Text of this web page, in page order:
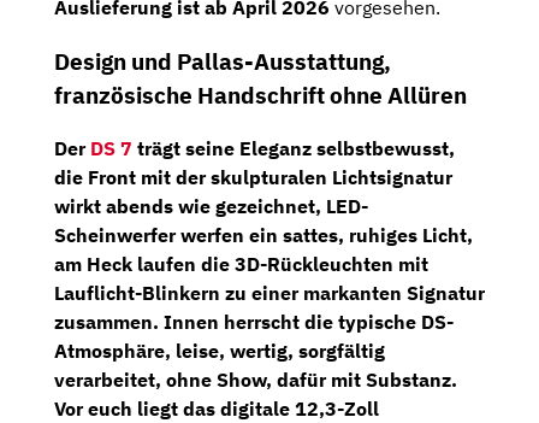
Auslieferung ist ab April 2026 vorgesehen.
Design und Pallas-Ausstattung,
französische Handschrift ohne Allüren
Der DS 7 trägt seine Eleganz selbstbewusst,
die Front mit der skulpturalen Lichtsignatur
wirkt abends wie gezeichnet, LED-
Scheinwerferwerfen ein sattes, ruhiges Licht,
am Heck laufen die 3D-Rückleuchten mit
Lauflicht-Blinkern zu einer markanten Signatur
zusammen. Innen herrscht die typische DS-
Atmosphäre, leise, wertig, sorgfältig
verarbeitet, ohne Show, dafür mit Substanz.
Vor euch liegt das digitale 12,3-Zoll